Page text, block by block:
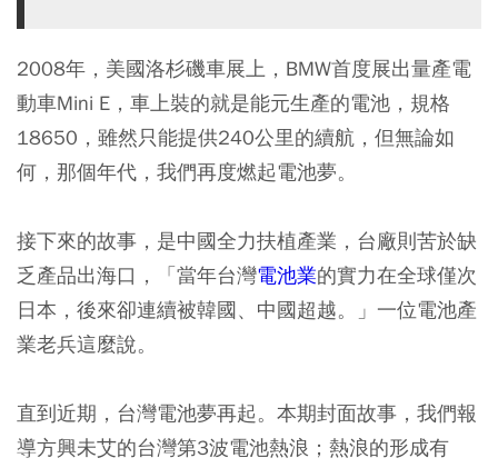
2008年，美國洛杉磯車展上，BMW首度展出量產電
動車Mini E，車上裝的就是能元生產的電池，規格
18650，雖然只能提供240公里的續航，但無論如
何，那個年代，我們再度燃起電池夢。
接下來的故事，是中國全力扶植產業，台廠則苦於缺
乏產品出海口，「當年台灣電池業的實力在全球僅次
日本，後來卻連續被韓國、中國超越。」一位電池產
業老兵這麼說。
直到近期，台灣電池夢再起。本期封面故事，我們報
導方興未艾的台灣第3波電池熱浪；熱浪的形成有